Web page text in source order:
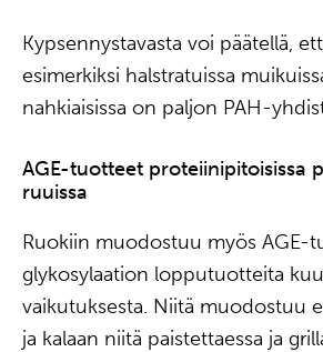
Kypsennystavasta voi päätellä,
esimerkiksi halstratuissa
nahkiaisissa on paljon PAH-
AGE-tuotteet proteiinipitoisissa
ruuissa
Ruokiin muodostuu myös AGE-
glykosylaation lopputuotteita
vaikutuksesta. Niitä muodostuu
ja kalaan niitä paistettaessa ja